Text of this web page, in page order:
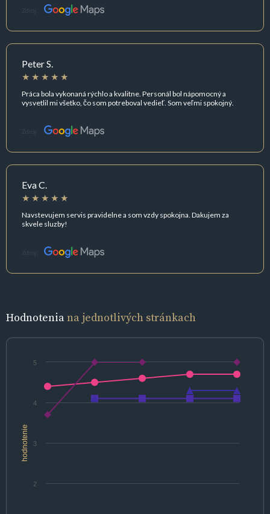
Zdroj:
Peter S.
Práca bola vykonaná rýchlo a kvalitne. Personál bol nápomocný a
vysvetlil mi všetko, čo som potreboval vedieť. Som veľmi spokojný.
Zdroj:
Eva C.
Navstevujem servis pravidelne a som vzdy spokojna. Dakujem za
skvele sluzby!
Zdroj:
Hodnoteniana jednotlivých stránkach
hodnotenie
2
3
4
5